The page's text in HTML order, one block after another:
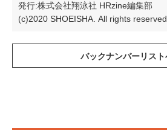
発行:株式会社翔泳社 HRzine編集部
(c)2020 SHOEISHA. All rights reserved.